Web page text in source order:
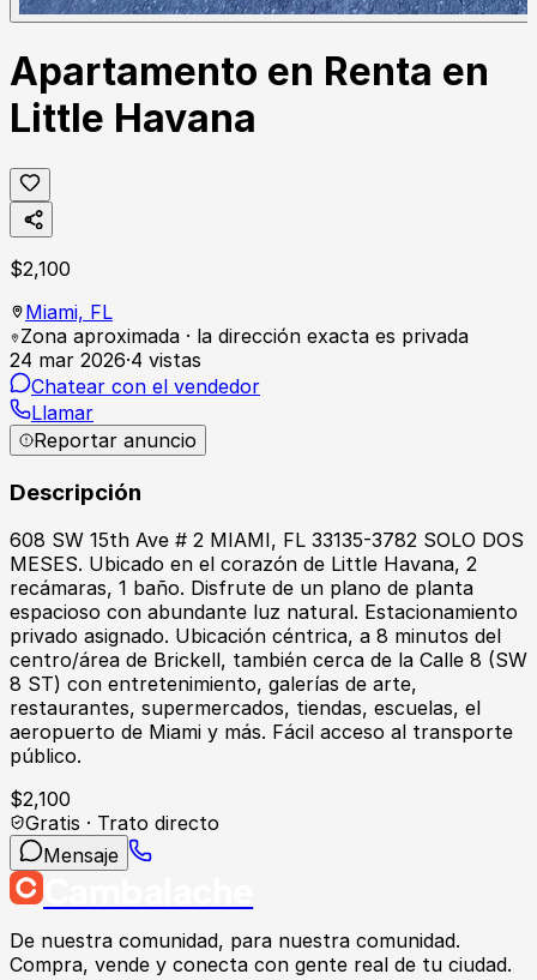
Apartamento en Renta en
Little Havana
$2,100
Miami, FL
Zona aproximada · la dirección exacta es privada
24 mar 2026·4 vistas
Chatear con el vendedor
Llamar
Reportar anuncio
Descripción
608 SW 15th Ave # 2 MIAMI, FL 33135-3782 SOLO DOS
MESES. Ubicado en el corazón de Little Havana, 2
recámaras, 1 baño. Disfrute de un plano de planta
espacioso con abundante luz natural. Estacionamiento
privado asignado. Ubicación céntrica, a 8 minutos del
centro/área de Brickell, también cerca de la Calle 8 (SW
8 ST) con entretenimiento, galerías de arte,
restaurantes, supermercados, tiendas, escuelas, el
aeropuerto de Miami y más. Fácil acceso al transporte
público.
$2,100
Gratis · Trato directo
Mensaje
De nuestra comunidad, para nuestra comunidad.
Compra, vende y conecta con gente real de tu ciudad.